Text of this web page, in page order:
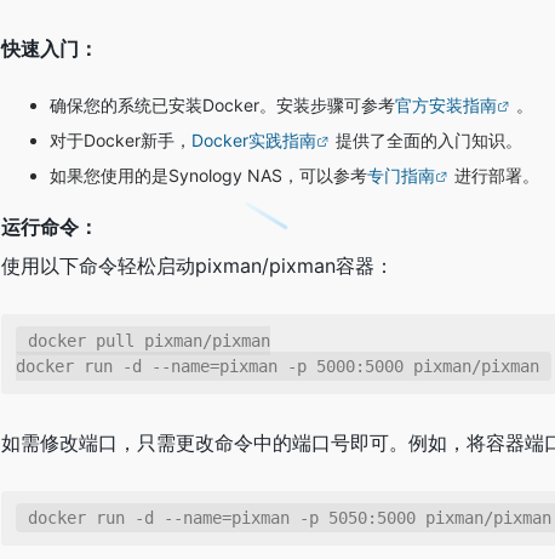
快速入门：
确保您的系统已安装Docker。安装步骤可参考官方安装指南
。
对于Docker新手， Docker实践指南
提供了全面的入门知识。
如果您使用的是Synology NAS，可以参考专门指南 进行部署。
运行命令：
使用以下命令轻松启动pixman/pixman容器：
docker pull pixman/pixman
docker run -d --name=pixman -p 5000:5000 pixman/pixman
如需修改端口，只需更改命令中的端口号即可。例如，将容器端
docker run -d --name=pixman -p 5050:5000 pixman/pixman